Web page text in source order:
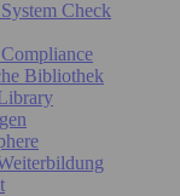
Check
Bibliothek